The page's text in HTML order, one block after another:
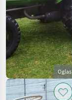
Oglas